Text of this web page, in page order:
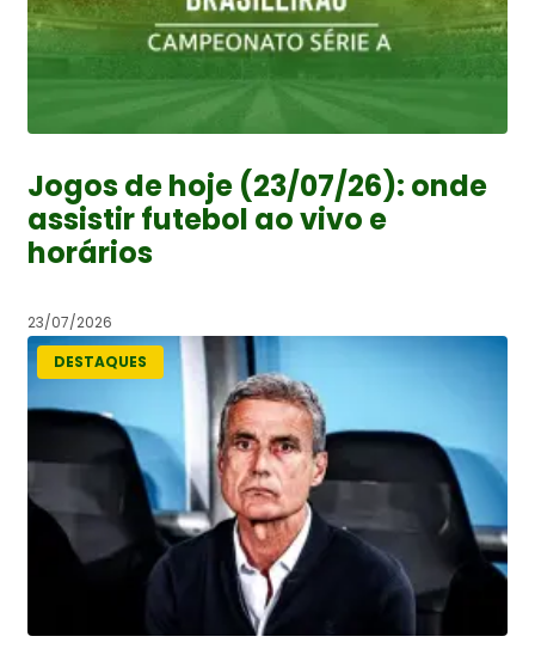
Jogos de hoje (23/07/26): onde
assistir futebol ao vivo e
horários
23/07/2026
DESTAQUES